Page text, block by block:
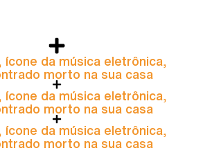
ícone da música eletrônica,
morto na sua casa
ícone da música eletrônica,
morto na sua casa
ícone da música eletrônica,
morto na sua casa